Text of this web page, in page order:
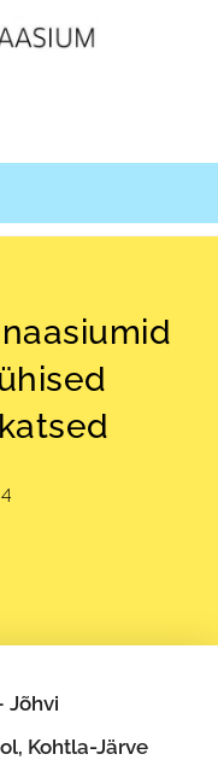
Jõhvi
Kohtla-Järve